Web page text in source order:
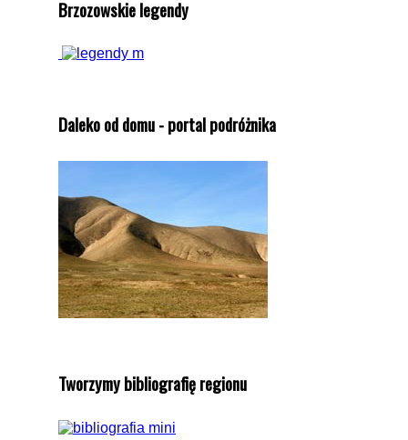
Brzozowskie legendy
Daleko od domu - portal podróżnika
Tworzymy bibliografię regionu